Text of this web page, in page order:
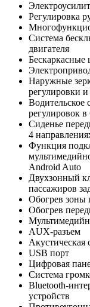
Регулировка
Система
двигателя
Бескаркасные
Наружные
регулировки
Водительское
регулировок
Сиденье
4
Функция
Android Auto
Двухзонный
пассажиров
Обогрев зоны
Обогрев
AUX-разъем
Акустическая
USB порт
Цифровая
Система
Bluetooth-
устройств